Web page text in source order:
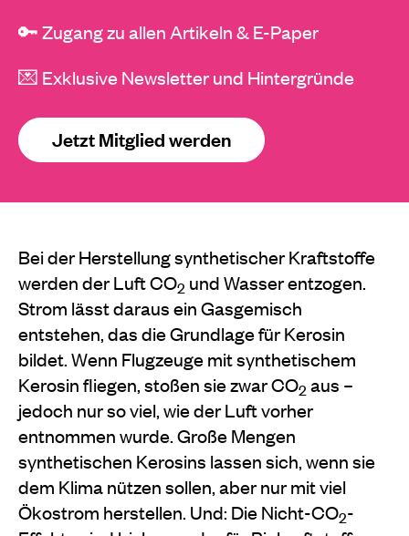
🔑 Zugang zu allen Artikeln & E-Paper
💌 Exklusive Newsletter und Hintergründe
Jetzt Mitglied werden
Bei der Herstellung synthetischer Kraftstoffe
werden der Luft CO2 und Wasser entzogen.
Strom lässt daraus ein Gasgemisch
entstehen, das die Grundlage für Kerosin
bildet. Wenn Flugzeuge mit synthetischem
Kerosin fliegen, stoßen sie zwar CO2 aus –
jedoch nur so viel, wie der Luft vorher
entnommen wurde. Große Mengen
synthetischen Kerosins lassen sich, wenn sie
dem Klima nützen sollen, aber nur mit viel
Ökostrom herstellen. Und: Die Nicht-CO2-